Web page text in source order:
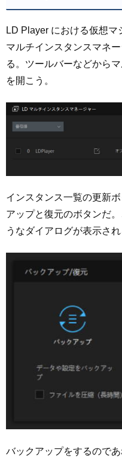
LD Player における仮想マ
マルチインスタンスマネ
る。ツールバーなどから
を開こう。
インスタンス一覧の更新
アップと復元のボタンだ
うなダイアログが表示され
バックアップをするので